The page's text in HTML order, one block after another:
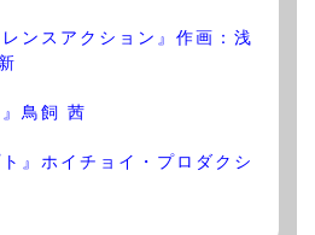
レンスアクション』作画：浅
』鳥飼 茜
』ホイチョイ・プロダクシ